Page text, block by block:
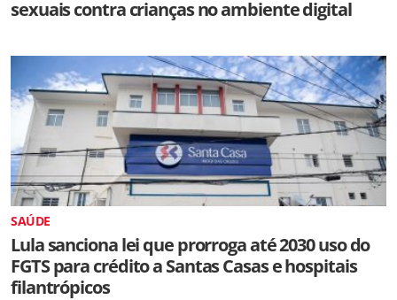
sexuais contra crianças no ambiente digital
SAÚDE
Lula sanciona lei que prorroga até 2030 uso do
FGTS para crédito a Santas Casas e hospitais
filantrópicos